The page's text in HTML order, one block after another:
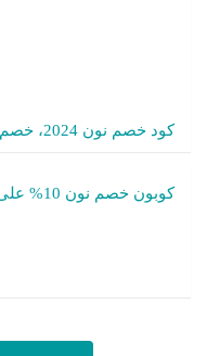
كود خصم نون 2024، خصم حتى 50 ريال على الجوالات
كوبون خصم نون 10% على الأزياء